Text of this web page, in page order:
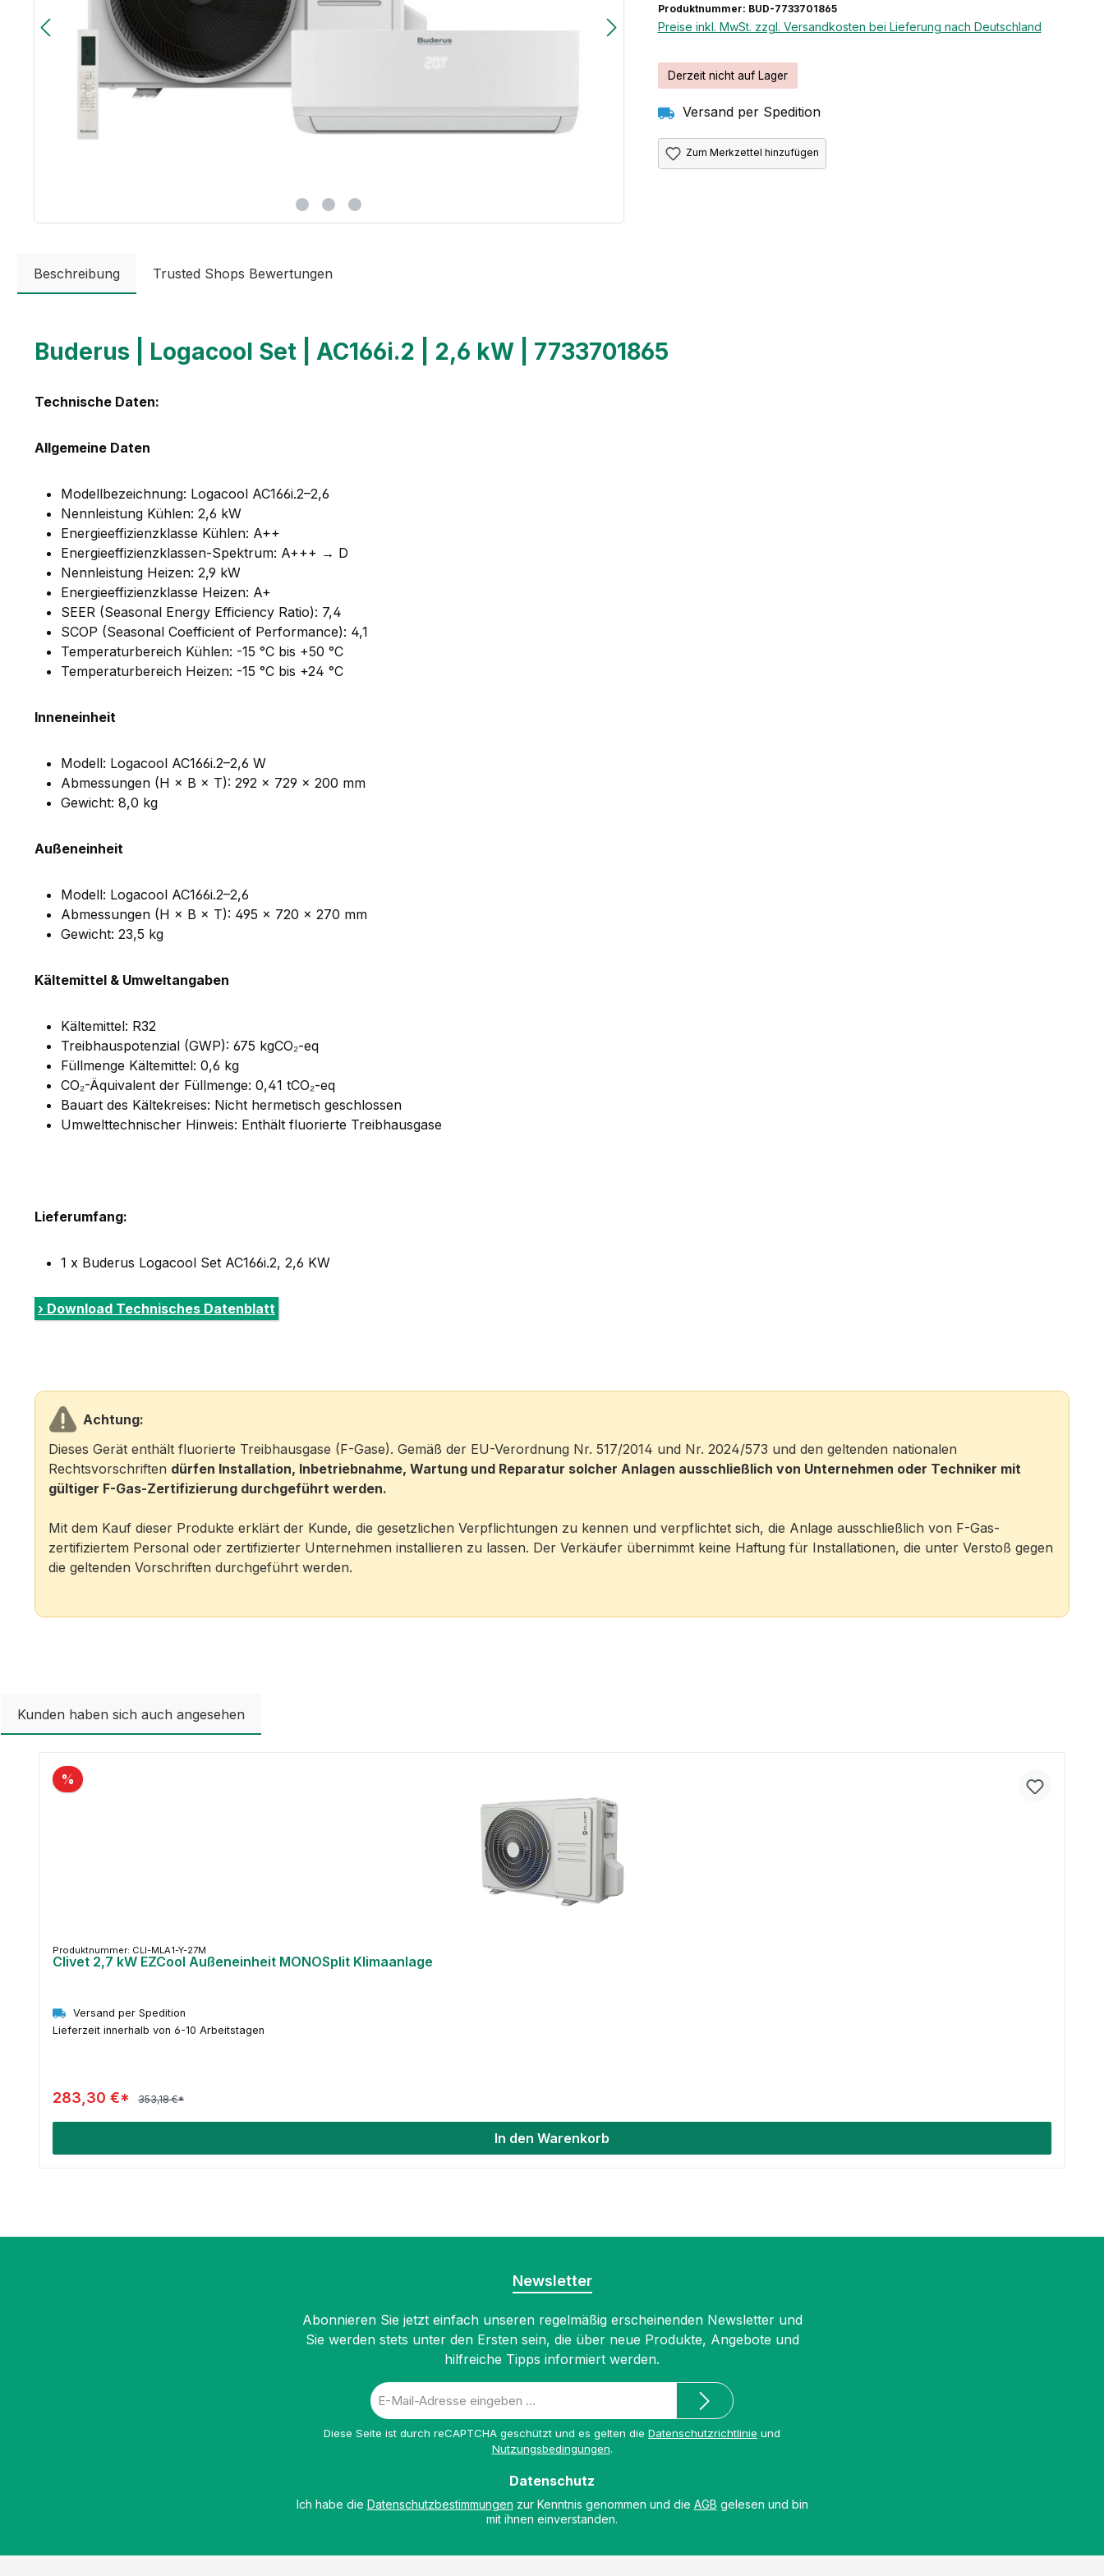
Produktnummer: BUD-7733701865
Preise inkl. MwSt. zzgl. Versandkosten bei Lieferung nach Deutschland
Derzeit nicht auf Lager
Versand per Spedition
Zum Merkzettel hinzufügen
Beschreibung Trusted Shops Bewertungen
Buderus | Logacool Set | AC166i.2 | 2,6 kW | 7733701865
Technische Daten:
Allgemeine Daten
Modellbezeichnung: Logacool AC166i.2–2,6
Nennleistung Kühlen: 2,6 kW
Energieeffizienzklasse Kühlen: A++
Energieeffizienzklassen-Spektrum: A+++ → D
Nennleistung Heizen: 2,9 kW
Energieeffizienzklasse Heizen: A+
SEER (Seasonal Energy Efficiency Ratio): 7,4
SCOP (Seasonal Coefficient of Performance): 4,1
Temperaturbereich Kühlen: -15 °C bis +50 °C
Temperaturbereich Heizen: -15 °C bis +24 °C
Inneneinheit
Modell: Logacool AC166i.2–2,6 W
Abmessungen (H × B × T): 292 × 729 × 200 mm
Gewicht: 8,0 kg
Außeneinheit
Modell: Logacool AC166i.2–2,6
Abmessungen (H × B × T): 495 × 720 × 270 mm
Gewicht: 23,5 kg
Kältemittel & Umweltangaben
Kältemittel: R32
Treibhauspotenzial (GWP): 675 kgCO₂-eq
Füllmenge Kältemittel: 0,6 kg
CO₂-Äquivalent der Füllmenge: 0,41 tCO₂-eq
Bauart des Kältekreises: Nicht hermetisch geschlossen
Umwelttechnischer Hinweis: Enthält fluorierte Treibhausgase
Lieferumfang:
1 x Buderus Logacool Set AC166i.2, 2,6 KW
› Download Technisches Datenblatt
Achtung:
Dieses Gerät enthält fluorierte Treibhausgase (F-Gase). Gemäß der EU-Verordnung Nr. 517/2014 und Nr. 2024/573 und den geltenden nationalen
Rechtsvorschriften dürfen Installation, Inbetriebnahme, Wartung und Reparatur solcher Anlagen ausschließlich von Unternehmen oder Techniker mit
gültiger F-Gas-Zertifizierung durchgeführt werden.
Mit dem Kauf dieser Produkte erklärt der Kunde, die gesetzlichen Verpflichtungen zu kennen und verpflichtet sich, die Anlage ausschließlich von F-Gas-
zertifiziertem Personal oder zertifizierter Unternehmen installieren zu lassen. Der Verkäufer übernimmt keine Haftung für Installationen, die unter Verstoß gegen
die geltenden Vorschriften durchgeführt werden.
Kunden haben sich auch angesehen
%
Produktnummer: CLI-MLA1-Y-27M
Clivet 2,7 kW EZCool Außeneinheit MONOSplit Klimaanlage
Versand per Spedition
Lieferzeit innerhalb von 6-10 Arbeitstagen
283,30 €* 353,18 €*
In den Warenkorb
Newsletter
Abonnieren Sie jetzt einfach unseren regelmäßig erscheinenden Newsletter und
Sie werden stets unter den Ersten sein, die über neue Produkte, Angebote und
hilfreiche Tipps informiert werden.
E-
Mail-
Diese Seite ist durch reCAPTCHA geschützt und es gelten die Datenschutzrichtlinie und
Nutzungsbedingungen.
Datenschutz
Ich habe die Datenschutzbestimmungen zur Kenntnis genommen und die AGB gelesen und bin
mit ihnen einverstanden.